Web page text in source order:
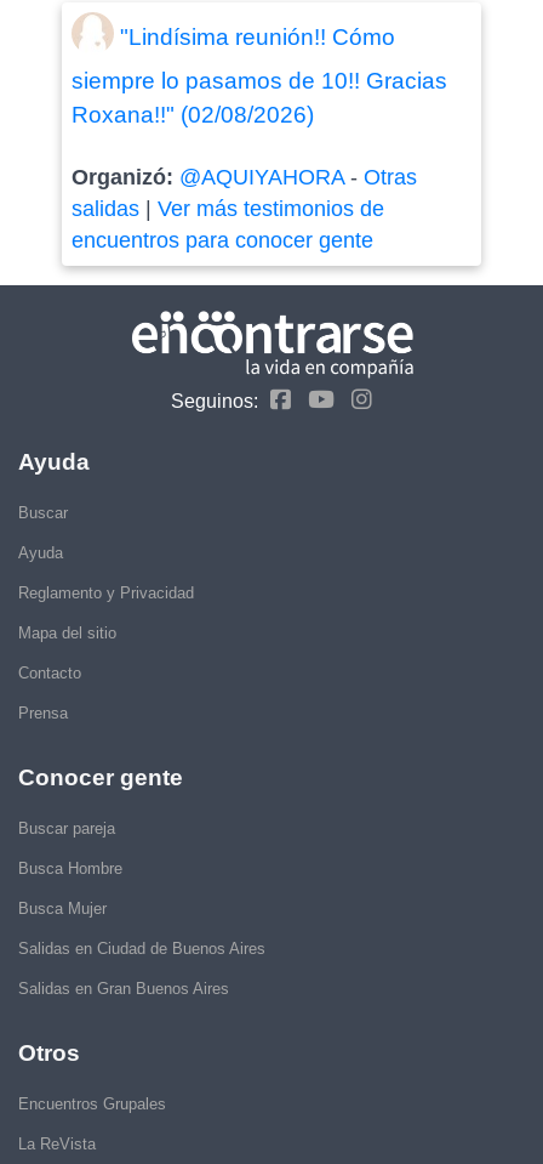
"Lindísima reunión!! Cómo
siempre lo pasamos de 10!! Gracias
Roxana!!" (02/08/2026)
Organizó: @AQUIYAHORA- Otras
salidas| Ver más testimonios de
encuentros para conocer gente
Seguinos:
Ayuda
Buscar
Ayuda
Reglamento y Privacidad
Mapa del sitio
Contacto
Prensa
Conocer gente
Buscar pareja
Busca Hombre
Busca Mujer
Salidas en Ciudad de Buenos Aires
Salidas en Gran Buenos Aires
Otros
Encuentros Grupales
La ReVista